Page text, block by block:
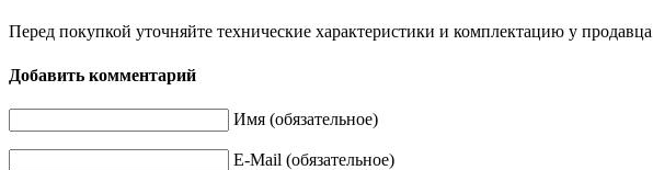
Перед покупкой уточняйте технические характеристики и комплектацию у продавца
Добавить комментарий
Имя (обязательное)
E-Mail (обязательное)